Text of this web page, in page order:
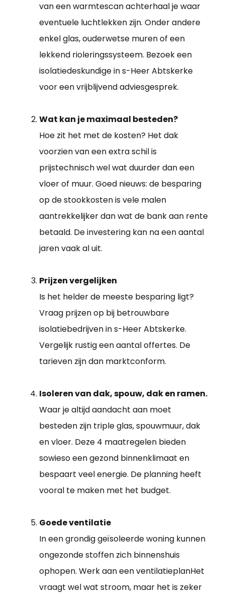
van een warmtescan achterhaal je waar
eventuele luchtlekken zijn. Onder andere
enkel glas, ouderwetse muren of een
lekkend rioleringssysteem. Bezoek een
isolatiedeskundige in s-Heer Abtskerke
voor een vrijblijvend adviesgesprek.
Wat kan je maximaal besteden?
Hoe zit het met de kosten? Het dak
voorzien van een extra schil is
prijstechnisch wel wat duurder dan een
vloer of muur. Goed nieuws: de besparing
op de stookkosten is vele malen
aantrekkelijker dan wat de bank aan rente
betaald. De investering kan na een aantal
jaren vaak al uit.
Prijzen vergelijken
Is het helder de meeste besparing ligt?
Vraag prijzen op bij betrouwbare
isolatiebedrijven in s-Heer Abtskerke.
Vergelijk rustig een aantal offertes. De
tarieven zijn dan marktconform.
Isoleren van dak, spouw, dak en ramen.
Waar je altijd aandacht aan moet
besteden zijn triple glas, spouwmuur, dak
en vloer. Deze 4 maatregelen bieden
sowieso een gezond binnenklimaat en
bespaart veel energie. De planning heeft
vooral te maken met het budget.
Goede ventilatie
In een grondig geïsoleerde woning kunnen
ongezonde stoffen zich binnenshuis
ophopen. Werk aan een ventilatieplanHet
vraagt wel wat stroom, maar het is zeker